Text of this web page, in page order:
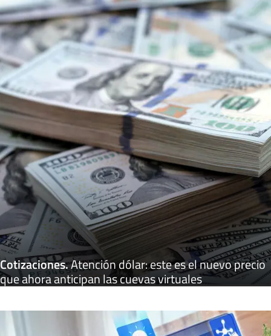
Cotizaciones.Atención dólar: este es el nuevo precio
que ahora anticipan las cuevas virtuales